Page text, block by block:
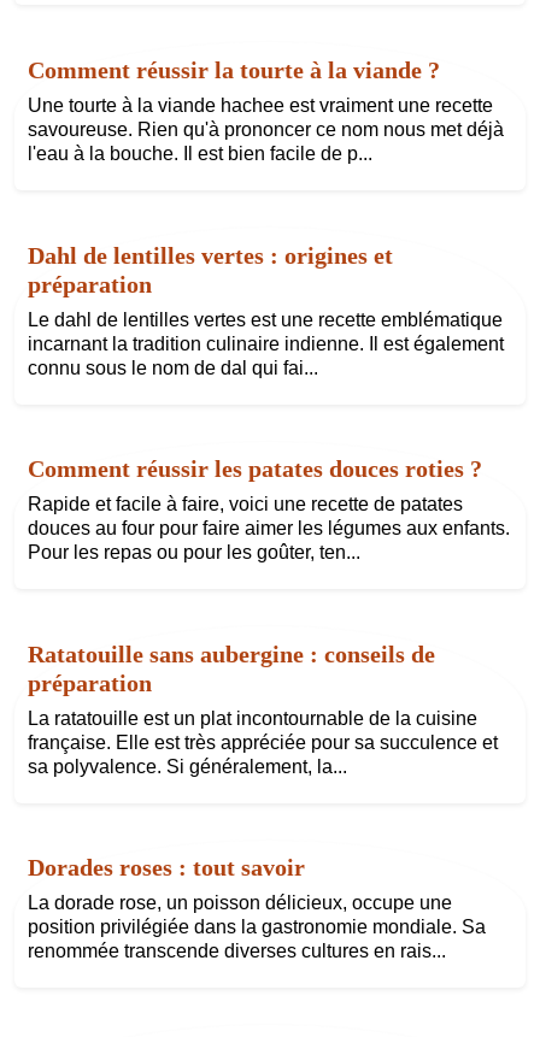
Comment réussir la tourte à la viande ?
Une tourte à la viande hachee est vraiment une recette
savoureuse. Rien qu'à prononcer ce nom nous met déjà
l'eau à la bouche. Il est bien facile de p...
Dahl de lentilles vertes : origines et
préparation
Le dahl de lentilles vertes est une recette emblématique
incarnant la tradition culinaire indienne. Il est également
connu sous le nom de dal qui fai...
Comment réussir les patates douces roties ?
Rapide et facile à faire, voici une recette de patates
douces au four pour faire aimer les légumes aux enfants.
Pour les repas ou pour les goûter, ten...
Ratatouille sans aubergine : conseils de
préparation
La ratatouille est un plat incontournable de la cuisine
française. Elle est très appréciée pour sa succulence et
sa polyvalence. Si généralement, la...
Dorades roses : tout savoir
La dorade rose, un poisson délicieux, occupe une
position privilégiée dans la gastronomie mondiale. Sa
renommée transcende diverses cultures en rais...